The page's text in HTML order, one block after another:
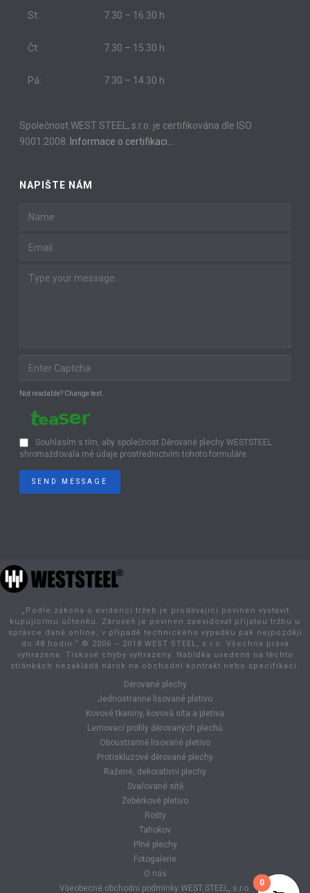
St: 7.30 – 16.30 h
Čt: 7.30 – 15.30 h
Pá: 7.30 – 14.30 h
Společnost WEST STEEL, s.r.o. je certifikována dle ISO
9001:2008. Informace o certifikaci…
NAPIŠTE NÁM
Not readable? Change text.
Souhlasím s tím, aby společnost Děrované plechy WESTSTEEL
shromažďovala mé údaje prostřednictvím tohoto formuláře.
SEND MESSAGE
„Podle zákona o evidenci tržeb je prodávající povinen vystavit
kupujícímu účtenku. Zároveň je povinen zaevidovat přijatou tržbu u
správce daně online; v případě technického výpadku pak nejpozději
do 48 hodin.“ © 2006 – 2018 WEST STEEL, s.r.o. Všechna práva
vyhrazena. Tiskové chyby vyhrazeny. Nabídka uvedená na těchto
stránkách nezakládá nárok na obchodní kontrakt nebo specifikaci.
Děrované plechy
Jednostranně lisované pletivo
Kovové tkaniny, kovová síta a pletiva
Lemovací profily děrovaných plechů
Oboustranně lisované pletivo
Protiskluzové děrované plechy
Ražené, dekorativní plechy
Svařované sítě
Žebérkové pletivo
Rošty
Tahokov
Plné plechy
Fotogalerie
O nás
Všeobecné obchodní podmínky WEST STEEL, s.r.o.
0
0